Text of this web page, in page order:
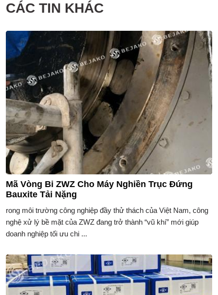
CÁC TIN KHÁC
Mã Vòng Bi ZWZ Cho Máy Nghiền Trục Đứng
Bauxite Tải Nặng
rong môi trường công nghiệp đầy thử thách của Việt Nam, công
nghệ xử lý bề mặt của ZWZ đang trở thành “vũ khí” mới giúp
doanh nghiệp tối ưu chi ...